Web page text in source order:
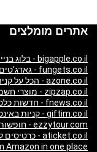
אתרים מומלצים
bigapple.co.il - בלוג בניית אתרים
fungets.co.il - גאדג'טים הכי שווים
azone.co.il - הכל על קניה באמזון
zipzap.co.il - מוצרי חשמל במחירים הגיוניים
fnews.co.il - חדשות כלכלה
giftim.co.il - קניות באינטרנט
ezzytour.com - חופשות בארץ ובעולם
aticket.co.il - כרטיסים להופעות
Amazon in one place